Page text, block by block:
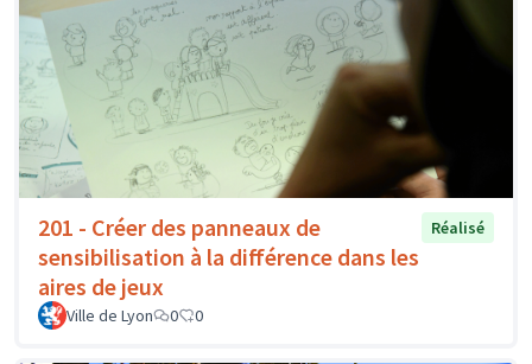
201 - Créer des panneaux de
sensibilisation à la différence dans les
aires de jeux
Réalisé
Ville de Lyon 0 0